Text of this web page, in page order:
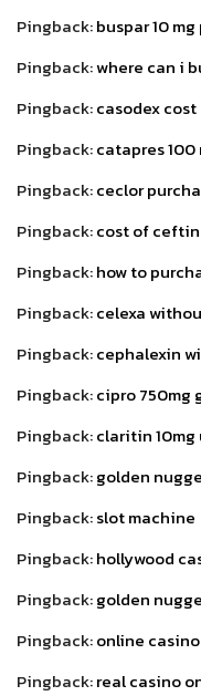
Pingback:buspar 10
Pingback:where can i
Pingback:casodex cost
Pingback:catapres
Pingback:ceclor
Pingback:cost of ceftin
Pingback:how to
Pingback:celexa
Pingback:cephalexin
Pingback:cipro 750mg
Pingback:claritin
Pingback:golden
Pingback:slot machine
Pingback:hollywood
Pingback:golden
Pingback:online
Pingback:real casino